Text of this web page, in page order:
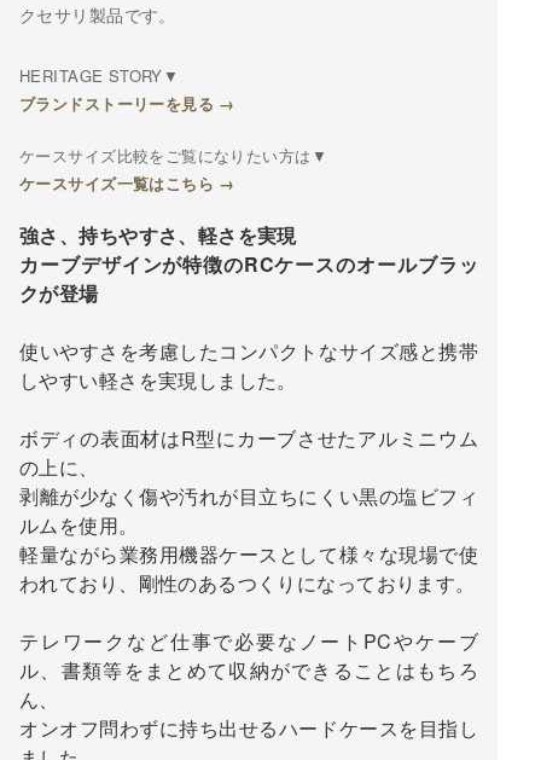
クセサリ製品です。
HERITAGE STORY▼
ブランドストーリーを見る →
ケースサイズ比較をご覧になりたい方は▼
ケースサイズ一覧はこちら →
強さ、持ちやすさ、軽さを実現
カーブデザインが特徴のRCケースのオールブラッ
クが登場
使いやすさを考慮したコンパクトなサイズ感と携帯
しやすい軽さを実現しました。
ボディの表面材はR型にカーブさせたアルミニウム
の上に、
剥離が少なく傷や汚れが目立ちにくい黒の塩ビフィ
ルムを使用。
軽量ながら業務用機器ケースとして様々な現場で使
われており、剛性のあるつくりになっております。
テレワークなど仕事で必要なノートPCやケーブ
ル、書類等をまとめて収納ができることはもちろ
ん、
オンオフ問わずに持ち出せるハードケースを目指し